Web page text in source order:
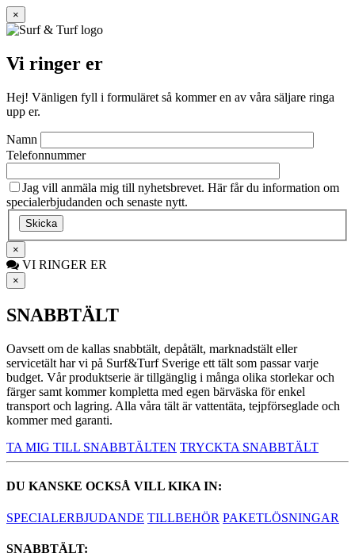
×
Vi ringer er
Hej! Vänligen fyll i formuläret så kommer en av våra säljare ringa
upp er.
Namn
Telefonnummer
Jag vill anmäla mig till nyhetsbrevet. Här får du information om
specialerbjudanden och senaste nytt.
×
VI RINGER ER
×
SNABBTÄLT
Oavsett om de kallas snabbtält, depåtält, marknadstält eller
servicetält har vi på Surf&Turf Sverige ett tält som passar varje
budget. Vår produktserie är tillgänglig i många olika storlekar och
färger samt kommer kompletta med egen bärväska för enkel
transport och lagring. Alla våra tält är vattentäta, tejpförseglade och
kommer med garanti.
TA MIG TILL SNABBTÄLTEN TRYCKTA SNABBTÄLT
DU KANSKE OCKSÅ VILL KIKA IN:
SPECIALERBJUDANDE TILLBEHÖR PAKETLÖSNINGAR
SNABBTÄLT: